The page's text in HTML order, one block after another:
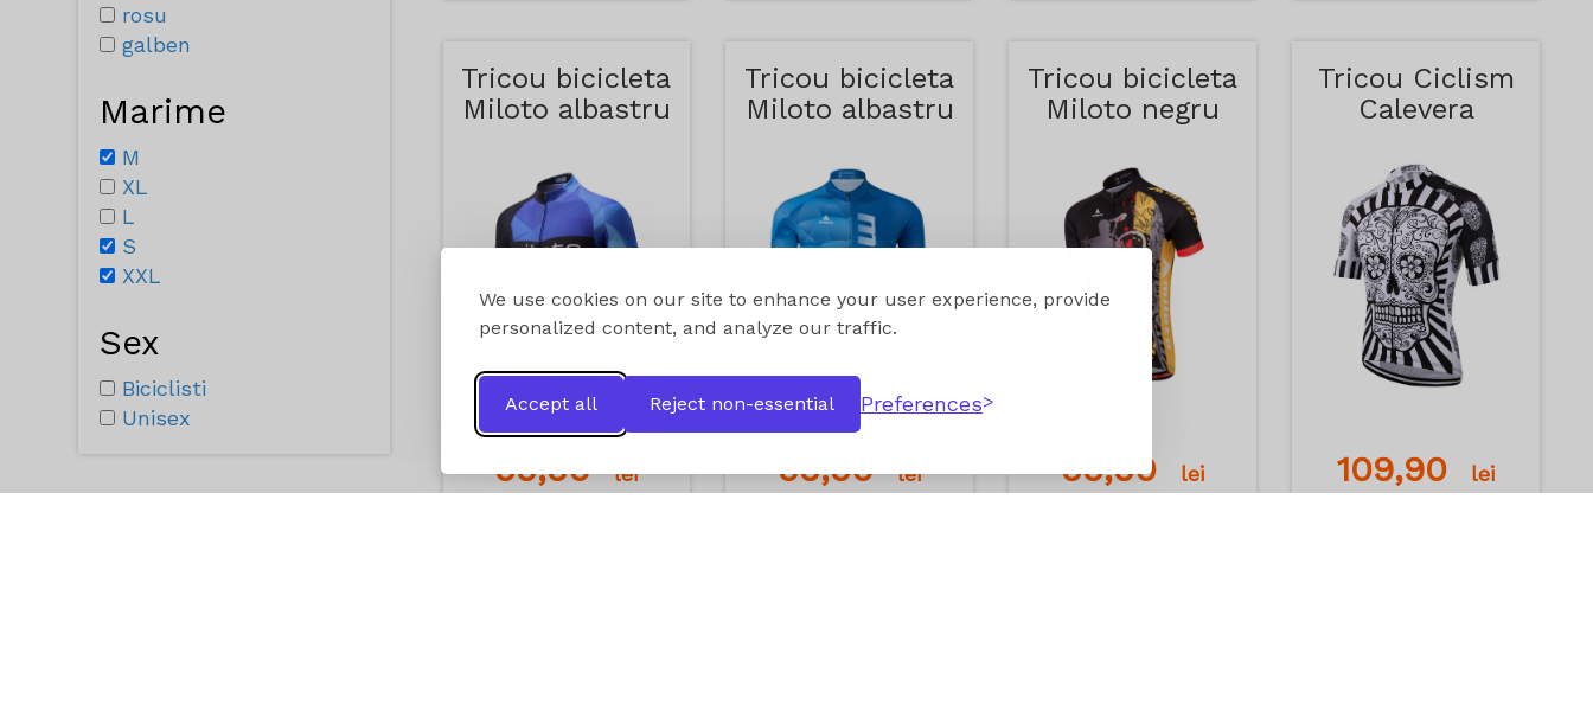
We use cookies on our site to enhance your user experience, provide
personalized content, and analyze our traffic.
Accept all Reject non-essential Preferences
rosu
galben
Marime
M
XL
L
S
XXL
Sex
Biciclisti
Unisex
Tricou bicicleta
Miloto albastru
99,90lei
Tricou bicicleta
Miloto albastru
99,90lei
Tricou bicicleta
Miloto negru
99,90 lei
Tricou Ciclism
Calevera
109,90 lei